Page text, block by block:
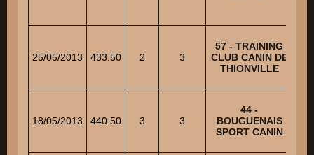
25/05/2013 433.50 2 3
57 - TRAINING
CLUB CANIN DE
THIONVILLE
18/05/2013 440.50 3 3
44 -
BOUGUENAIS
SPORT CANIN